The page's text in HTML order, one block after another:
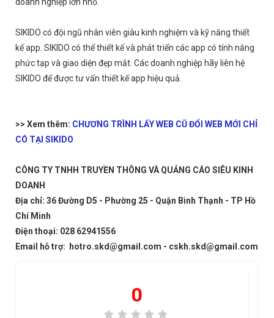
SIKIDO có đội ngũ nhân viên giàu kinh nghiệm và kỹ năng thiết
kế app. SIKIDO có thể thiết kế và phát triển các app có tính năng
phức tạp và giao diện đẹp mắt. Các doanh nghiệp hãy liên hệ
SIKIDO để được tư vấn thiết kế app hiệu quả.
>> Xem thêm: CHƯƠNG TRÌNH LẤY WEB CŨ ĐỔI WEB MỚI CHỈ
CÓ TẠI SIKIDO
CÔNG TY TNHH TRUYỀN THÔNG VÀ QUẢNG CÁO SIÊU KINH
DOANH
Địa chỉ: 36 Đường D5 - Phường 25 - Quận Bình Thạnh - TP Hồ
Chí Minh
Điện thoại: 028 62941556
Email hỗ trợ: hotro.skd@gmail.com - cskh.skd@gmail.com
0